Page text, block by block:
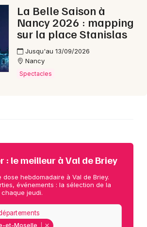
et-Moselle
Je m'abonne
La Belle Saison à
Nancy 2026 : mapping
sur la place Stanislas
Jusqu'au 13/09/2026
Nancy
Spectacles
: le meilleur à Val de Briey
hebdomadaire à Val de Briey.
événements : la sélection de la
jeudi.
et-Moselle